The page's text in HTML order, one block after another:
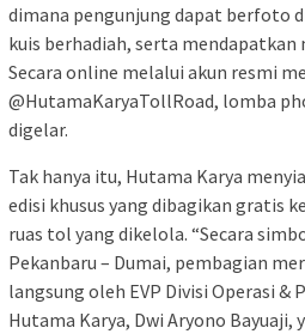
dimana pengunjung dapat berfoto
kuis berhadiah, serta mendapatkan
Secara online melalui akun resmi
@HutamaKaryaTollRoad, lomba
digelar.
Tak hanya itu, Hutama Karya
edisi khusus yang dibagikan gratis
ruas tol yang dikelola. “Secara
Pekanbaru – Dumai, pembagian
langsung oleh EVP Divisi Operasi &
Hutama Karya, Dwi Aryono Bayuaji,